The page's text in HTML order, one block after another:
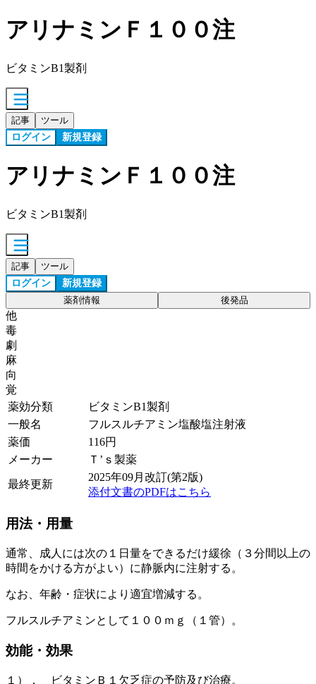
アリナミンＦ１００注
ビタミンB1製剤
記事 ツール
ログイン 新規登録
アリナミンＦ１００注
ビタミンB1製剤
記事 ツール
ログイン 新規登録
薬剤情報 後発品
他
毒
劇
麻
向
覚
薬効分類
ビタミンB1製剤
一般名
フルスルチアミン塩酸塩注射液
薬価
116円
メーカー
Ｔ’ｓ製薬
最終更新
2025年09月改訂(第2版)
添付文書のPDFはこちら
用法・用量
通常、成人には次の１日量をできるだけ緩徐（３分間以上の
時間をかける方がよい）に静脈内に注射する。
なお、年齢・症状により適宜増減する。
フルスルチアミンとして１００ｍｇ（１管）。
効能・効果
１）． ビタミンＢ１欠乏症の予防及び治療。